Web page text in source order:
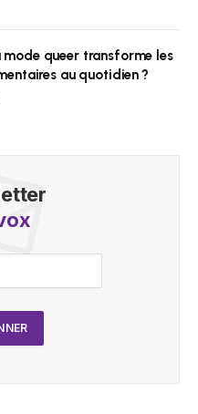
mode queer transforme les
au quotidien ?